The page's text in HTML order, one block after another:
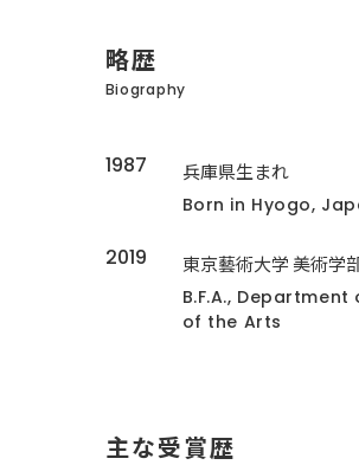
略歴
Biography
1987 兵庫県生まれ
Born in Hyogo,
2019 東京藝術大学 美術
B.F.A.,
of the Arts
主な受賞歴